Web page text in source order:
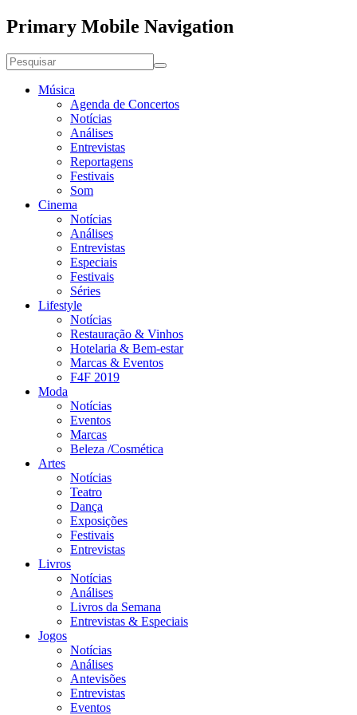
Primary Mobile Navigation
Música
Agenda de Concertos
Notícias
Análises
Entrevistas
Reportagens
Festivais
Som
Cinema
Notícias
Análises
Entrevistas
Especiais
Festivais
Séries
Lifestyle
Notícias
Restauração & Vinhos
Hotelaria & Bem-estar
Marcas & Eventos
F4F 2019
Moda
Notícias
Eventos
Marcas
Beleza /Cosmética
Artes
Notícias
Teatro
Dança
Exposições
Festivais
Entrevistas
Livros
Notícias
Análises
Livros da Semana
Entrevistas & Especiais
Jogos
Notícias
Análises
Antevisões
Entrevistas
Eventos